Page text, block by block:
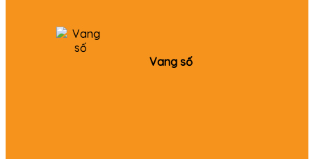
Vang số